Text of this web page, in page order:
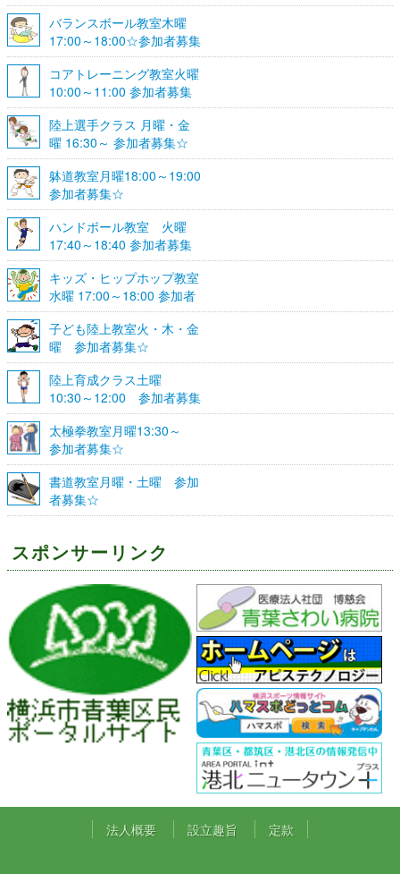
バランスボール教室木曜
17:00～18:00☆参加者募集
☆
コアトレーニング教室火曜
10:00～11:00 参加者募集
陸上選手クラス 月曜・金
曜 16:30～ 参加者募集☆
躰道教室月曜18:00～19:00
参加者募集☆
ハンドボール教室 火曜
17:40～18:40 参加者募集
☆
キッズ・ヒップホップ教室
水曜 17:00～18:00 参加者
募集☆
子ども陸上教室火・木・金
曜 参加者募集☆
陸上育成クラス土曜
10:30～12:00 参加者募集
☆
太極拳教室月曜13:30～
参加者募集☆
書道教室月曜・土曜 参加
者募集☆
スポンサーリンク
法人概要 設立趣旨 定款